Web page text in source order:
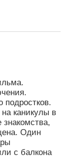
подростков.
каникулы в
знакомства,
Один
с балкона